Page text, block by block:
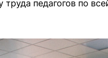
труда педагогов по